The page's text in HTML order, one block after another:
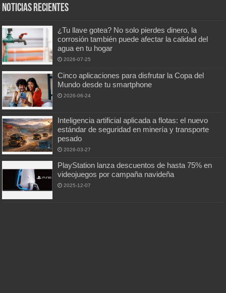
Noticias recientes
¿Tu llave gotea? No solo pierdes dinero, la
corrosión también puede afectar la calidad del
agua en tu hogar
2026-07-25
Cinco aplicaciones para disfrutar la Copa del
Mundo desde tu smartphone
2026-06-24
Inteligencia artificial aplicada a flotas: el nuevo
estándar de seguridad en minería y transporte
pesado
2026-03-27
PlayStation lanza descuentos de hasta 75% en
videojuegos por campaña navideña
2025-12-07